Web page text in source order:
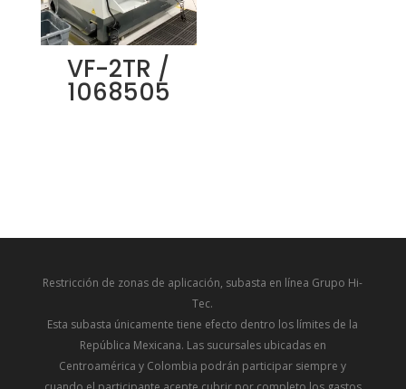
VF-2TR /
1068505
Restricción de zonas de aplicación, subasta en línea Grupo Hi-
Tec.
Esta subasta únicamente tiene efecto dentro los límites de la
República Mexicana. Las sucursales ubicadas en
Centroamérica y Colombia podrán participar siempre y